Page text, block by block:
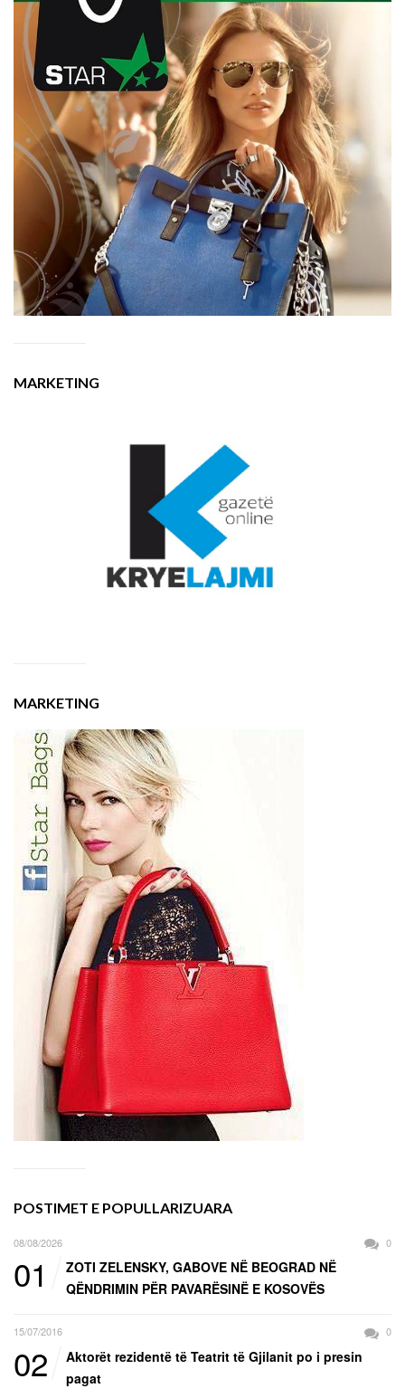
MARKETING
MARKETING
POSTIMET E POPULLARIZUARA
08/08/2026 0
01
ZOTI ZELENSKY, GABOVE NË BEOGRAD NË
QËNDRIMIN PËR PAVARËSINË E KOSOVËS
15/07/2016 0
02
Aktorët rezidentë të Teatrit të Gjilanit po i presin
pagat